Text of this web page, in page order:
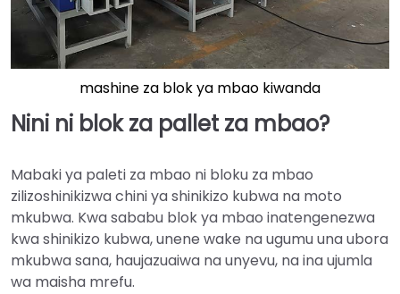
mashine za blok ya mbao kiwanda
Nini ni blok za pallet za mbao?
Mabaki ya paleti za mbao ni bloku za mbao
zilizoshinikizwa chini ya shinikizo kubwa na moto
mkubwa. Kwa sababu blok ya mbao inatengenezwa
kwa shinikizo kubwa, unene wake na ugumu una ubora
mkubwa sana, haujazuaiwa na unyevu, na ina ujumla
wa maisha mrefu.